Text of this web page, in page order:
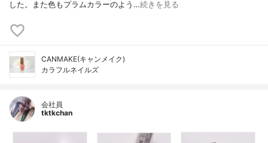
した。また色もプラムカラーのよう…続きを見る
CANMAKE(キャンメイク)
カラフルネイルズ
会社員
tktkchan